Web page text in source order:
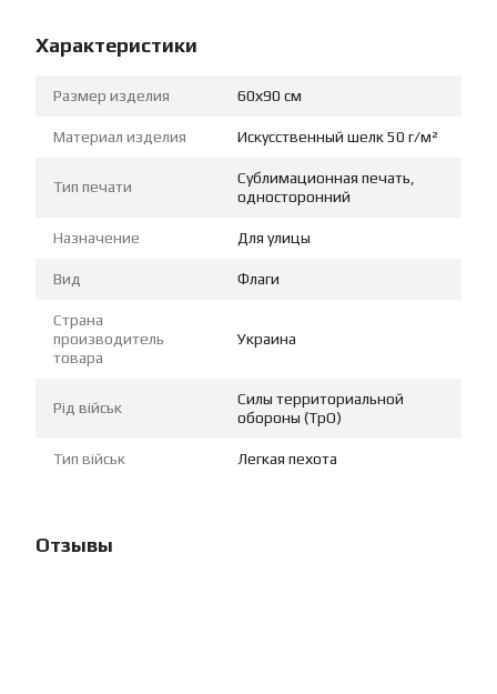
Характеристики
Размер изделия 60х90 см
Материал изделия Искусственный шелк 50 г/м²
Тип печати
Сублимационная печать,
односторонний
Назначение Для улицы
Вид Флаги
Страна
производитель
товара
Украина
Рід військ
Силы территориальной
обороны (ТрО)
Тип військ Легкая пехота
Отзывы